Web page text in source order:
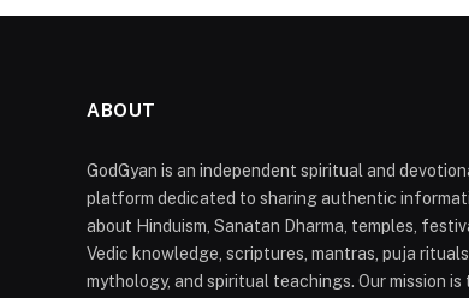
ABOUT
GodGyan is an independent spiritual and
platform dedicated to sharing authentic
about Hinduism, Sanatan Dharma, temples,
Vedic knowledge, scriptures, mantras, puja
mythology, and spiritual teachings. Our mission is